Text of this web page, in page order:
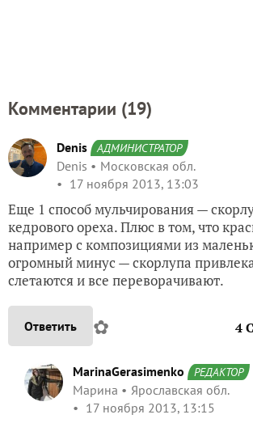
Комментарии (19)
Denis АДМИНИСТРАТОР
Denis
Московская обл.
17 ноября 2013, 13:03
Еще 1 способ мульчирования —
кедрового ореха. Плюс в том, что
например с композициями из
огромный минус — скорлупа
слетаются и все переворачивают.
Ответить ✿ 4
MarinaGerasimenko РЕДАКТОР
Марина
Ярославская обл.
17 ноября 2013, 13:15